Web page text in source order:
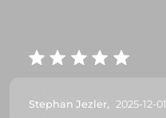
Stephan Jezler, 2025-12-01